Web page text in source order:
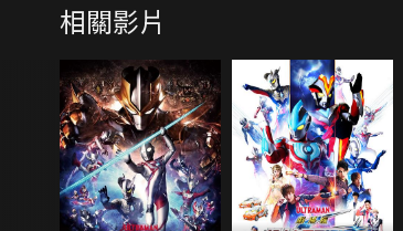
相關影片